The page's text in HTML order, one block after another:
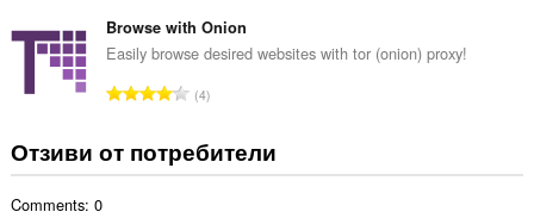
к
и
о
ц
е
н
и
:
щ
б
о
о
ц
Browse with Onion
Easily browse desired websites with tor (onion) proxy!
О
щ
б
4
Отзиви от потребители
Comments: 0